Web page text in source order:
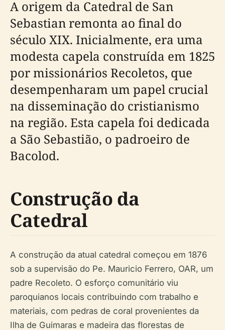
A origem da Catedral de San
Sebastian remonta ao final do
século XIX. Inicialmente, era uma
modesta capela construída em 1825
por missionários Recoletos, que
desempenharam um papel crucial
na disseminação do cristianismo
na região. Esta capela foi dedicada
a São Sebastião, o padroeiro de
Bacolod.
Construção da
Catedral
A construção da atual catedral começou em 1876
sob a supervisão do Pe. Mauricio Ferrero, OAR, um
padre Recoleto. O esforço comunitário viu
paroquianos locais contribuindo com trabalho e
materiais, com pedras de coral provenientes da
Ilha de Guimaras e madeira das florestas de